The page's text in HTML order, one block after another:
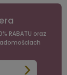
RABATU oraz